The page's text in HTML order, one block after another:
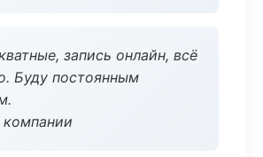
запись онлайн, всё
Буду постоянным